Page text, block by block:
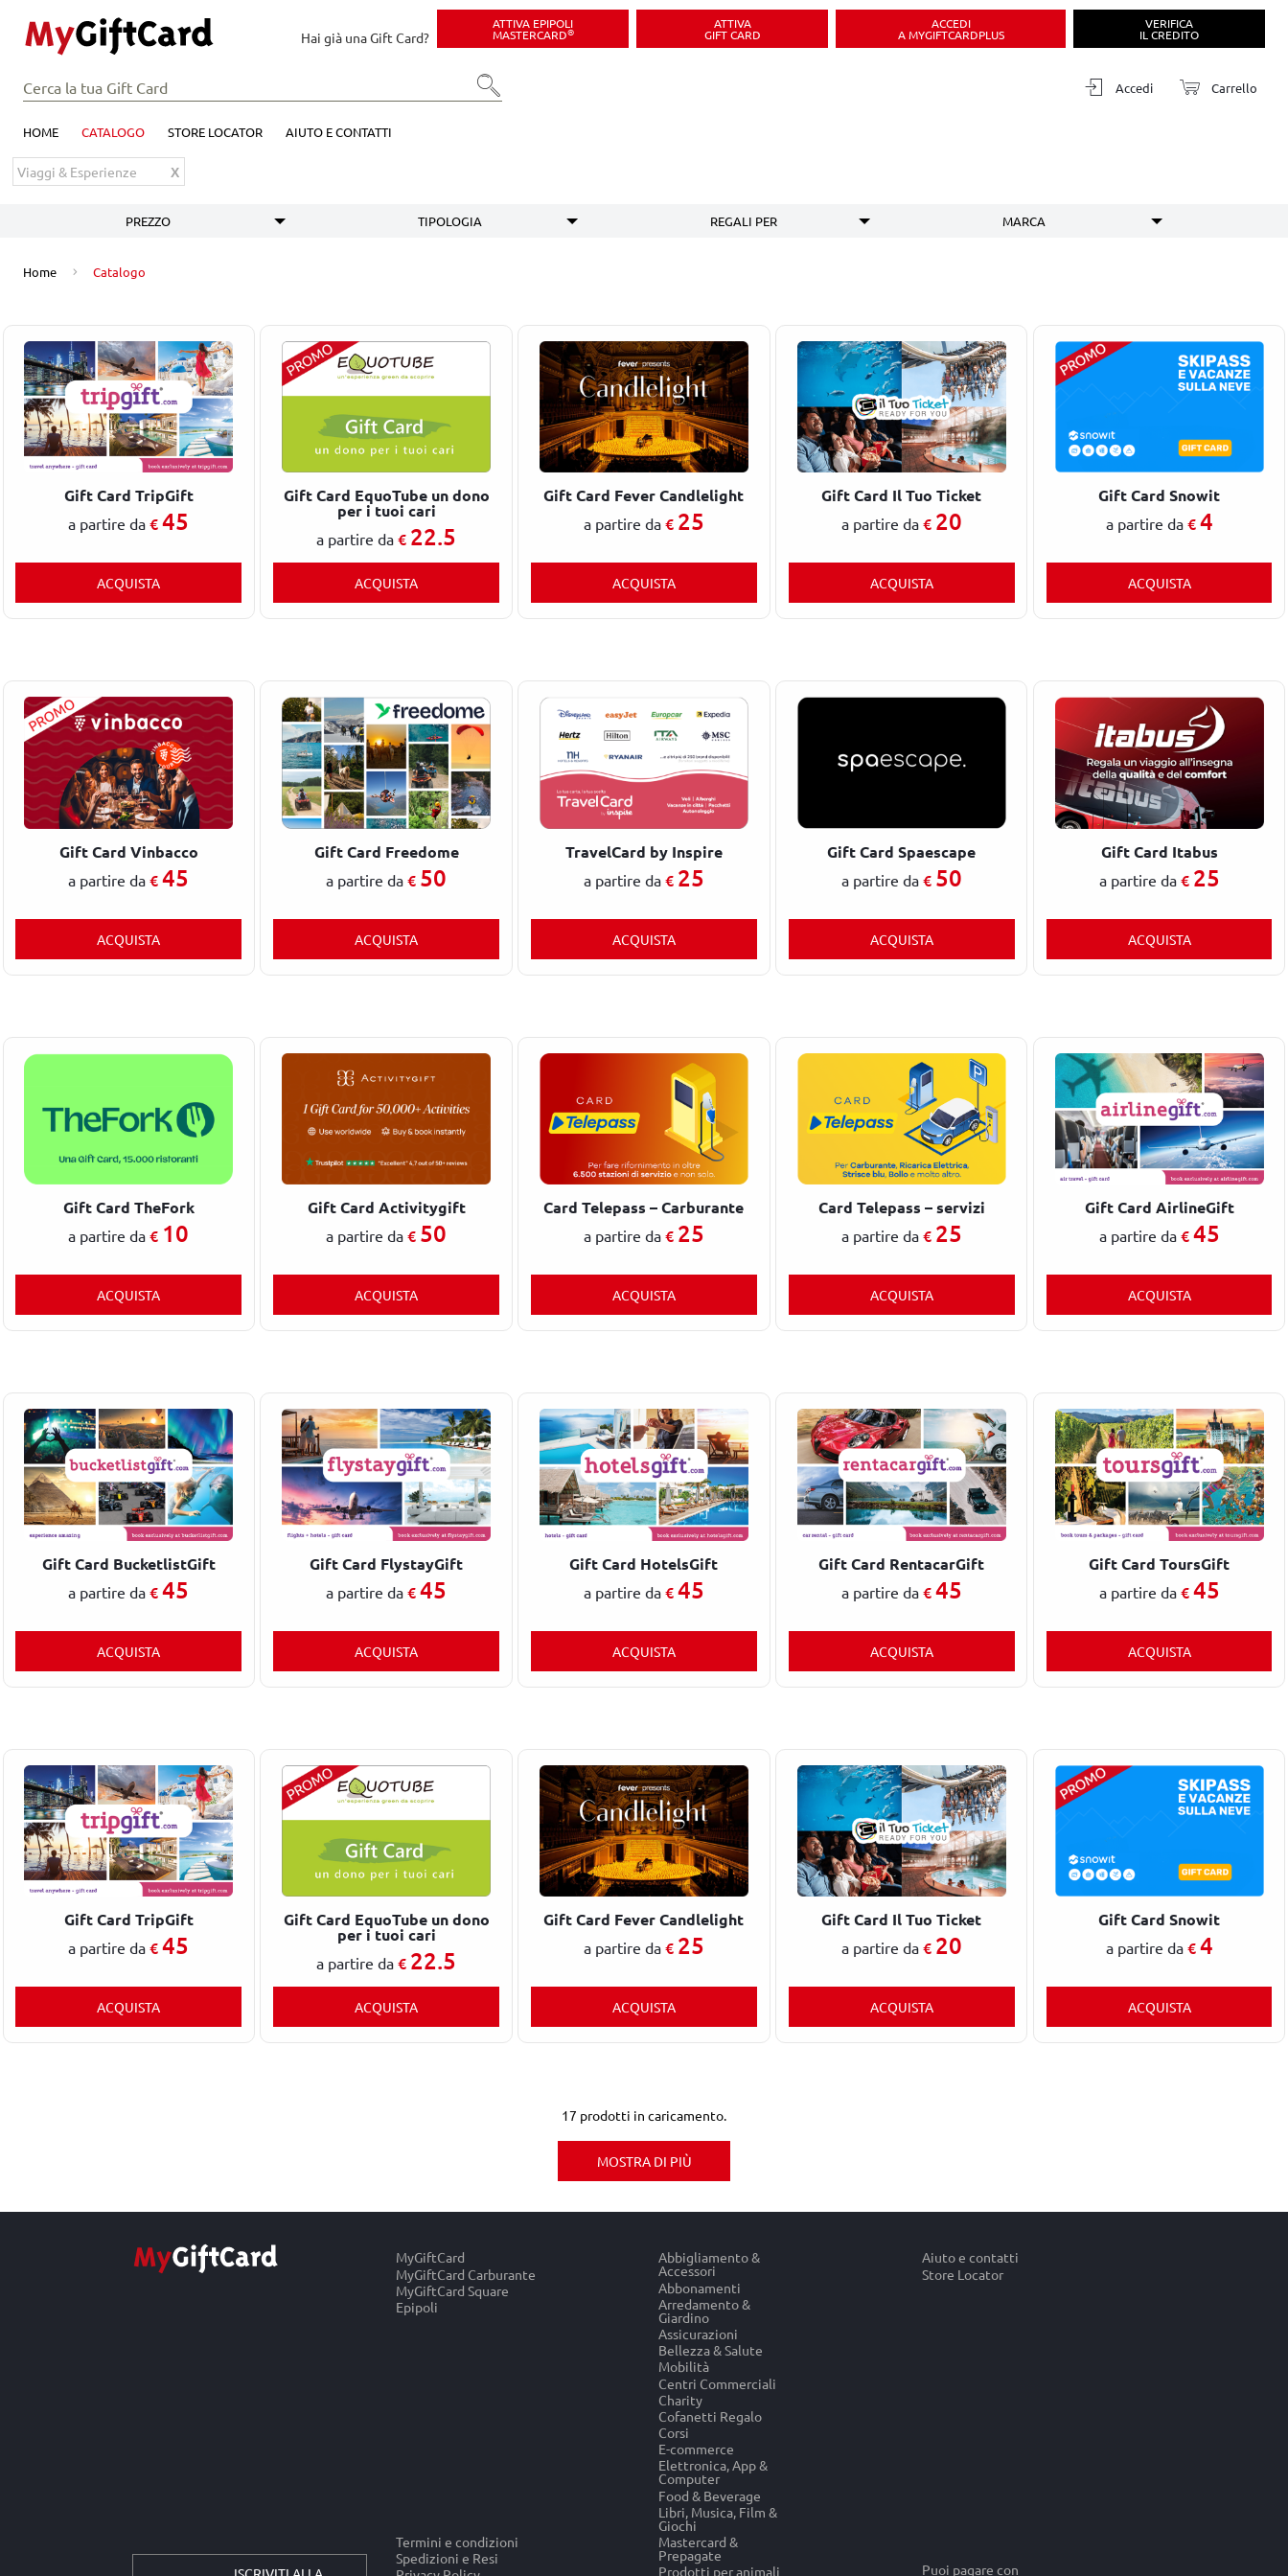
Hai già una Gift Card?
ATTIVA EPIPOLI
MASTERCARD®
ATTIVA
GIFT CARD
ACCEDI
A MYGIFTCARDPLUS
VERIFICA
IL CREDITO
Accedi Carrello
HOME CATALOGO STORE LOCATOR AIUTO E CONTATTI
Viaggi & Esperienze
PREZZO TIPOLOGIA REGALI PER MARCA
Home Catalogo
Gift Card TripGift
a partire da€45
ACQUISTA
Gift Card EquoTube un dono
per i tuoi cari
a partire da€ 22.5
ACQUISTA
Gift Card Fever Candlelight
a partire da € 25
ACQUISTA
Gift Card Il Tuo Ticket
a partire da € 20
ACQUISTA
Gift Card Snowit
a partire da €4
ACQUISTA
Gift Card Vinbacco
a partire da€45
ACQUISTA
Gift Card Freedome
a partire da€ 50
ACQUISTA
TravelCard by Inspire
a partire da € 25
ACQUISTA
Gift Card Spaescape
a partire da € 50
ACQUISTA
Gift Card Itabus
a partire da € 25
ACQUISTA
Gift Card TheFork
a partire da€ 10
ACQUISTA
Gift Card Activitygift
a partire da€ 50
ACQUISTA
Card Telepass – Carburante
a partire da € 25
ACQUISTA
Card Telepass – servizi
a partire da € 25
ACQUISTA
Gift Card AirlineGift
a partire da €45
ACQUISTA
Gift Card BucketlistGift
a partire da€45
ACQUISTA
Gift Card FlystayGift
a partire da€45
ACQUISTA
Gift Card HotelsGift
a partire da €45
ACQUISTA
Gift Card RentacarGift
a partire da €45
ACQUISTA
Gift Card ToursGift
a partire da €45
ACQUISTA
Gift Card TripGift
a partire da€45
ACQUISTA
Gift Card EquoTube un dono
per i tuoi cari
a partire da€ 22.5
ACQUISTA
Gift Card Fever Candlelight
a partire da € 25
ACQUISTA
Gift Card Il Tuo Ticket
a partire da € 20
ACQUISTA
Gift Card Snowit
a partire da €4
ACQUISTA
17 prodotti in caricamento.
MOSTRA DI PIÙ
MyGiftCard
MyGiftCard Carburante
MyGiftCard Square
Epipoli
Termini e condizioni
Spedizioni e Resi
Abbigliamento &
Accessori
Abbonamenti
Arredamento &
Giardino
Assicurazioni
Bellezza & Salute
Mobilità
Centri Commerciali
Charity
Cofanetti Regalo
Corsi
E-commerce
Elettronica, App &
Computer
Food & Beverage
Libri, Musica, Film &
Giochi
Mastercard &
Prepagate
Prodotti per animali
Aiuto e contatti
Store Locator
Puoi pagare con